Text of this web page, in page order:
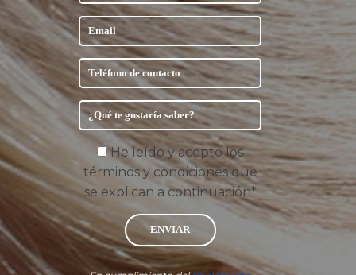
He leído y acepto los
términos y condiciones que
se explican a continuación*
ENVIAR